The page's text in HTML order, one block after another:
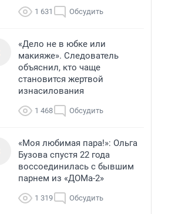
1 631 Обсудить
«Дело не в юбке или
макияже». Следователь
объяснил, кто чаще
становится жертвой
изнасилования
1 468 Обсудить
«Моя любимая пара!»: Ольга
Бузова спустя 22 года
воссоединилась с бывшим
парнем из «ДОМа-2»
1 319 Обсудить